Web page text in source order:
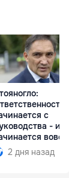
с
-
вовсе
2 дня назад